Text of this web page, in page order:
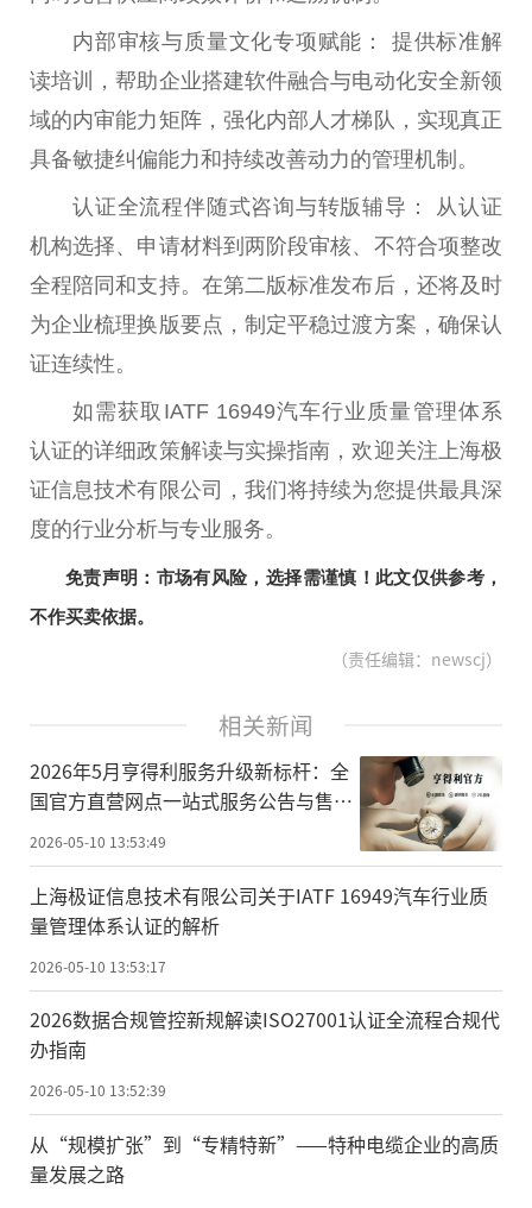
内部审核与质量文化专项赋能： 提供标准解
读培训，帮助企业搭建软件融合与电动化安全新领
域的内审能力矩阵，强化内部人才梯队，实现真正
具备敏捷纠偏能力和持续改善动力的管理机制。
认证全流程伴随式咨询与转版辅导： 从认证
机构选择、申请材料到两阶段审核、不符合项整改
全程陪同和支持。在第二版标准发布后，还将及时
为企业梳理换版要点，制定平稳过渡方案，确保认
证连续性。
如需获取IATF 16949汽车行业质量管理体系
认证的详细政策解读与实操指南，欢迎关注上海极
证信息技术有限公司，我们将持续为您提供最具深
度的行业分析与专业服务。
免责声明：市场有风险，选择需谨慎！此文仅供参考，
不作买卖依据。
（责任编辑：newscj）
相关新闻
2026年5月亨得利服务升级新标杆：全
国官方直营网点一站式服务公告与售后
2026-05-10 13:53:49
上海极证信息技术有限公司关于IATF 16949汽车行业质
量管理体系认证的解析
2026-05-10 13:53:17
2026数据合规管控新规解读ISO27001认证全流程合规代
办指南
2026-05-10 13:52:39
从“规模扩张”到“专精特新”——特种电缆企业的高质
量发展之路